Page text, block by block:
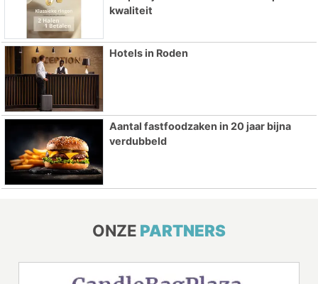
kwaliteit
Hotels in Roden
Aantal fastfoodzaken in 20 jaar bijna
verdubbeld
ONZE PARTNERS